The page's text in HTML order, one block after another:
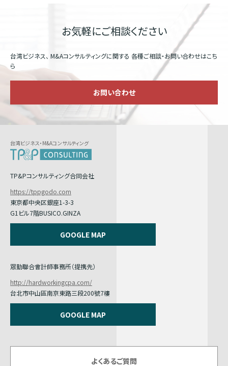
お気軽にご相談ください
台湾ビジネス、 M&Aコンサルティングに関する 各種ご相談・お問い合わせはこち
ら
お問い合わせ
台湾ビジネス・M&Aコンサルティング
TP&Pコンサルティング合同会社
https://tppgodo.com
東京都中央区銀座1-3-3
G1ビル7階BUSICO.GINZA
GOOGLE MAP
眾勤聯合會計師事務所（提携先）
http://hardworkingcpa.com/
台北市中山區南京東路三段200號7樓
GOOGLE MAP
よくあるご質問